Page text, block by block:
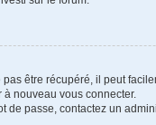
être récupéré, il peut
nouveau vous connecter.
passe, contactez un